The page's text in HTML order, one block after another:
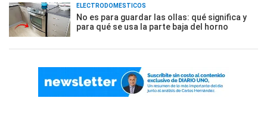
ELECTRODOMÉSTICOS
No es para guardar las ollas: qué significa y
para qué se usa la parte baja del horno